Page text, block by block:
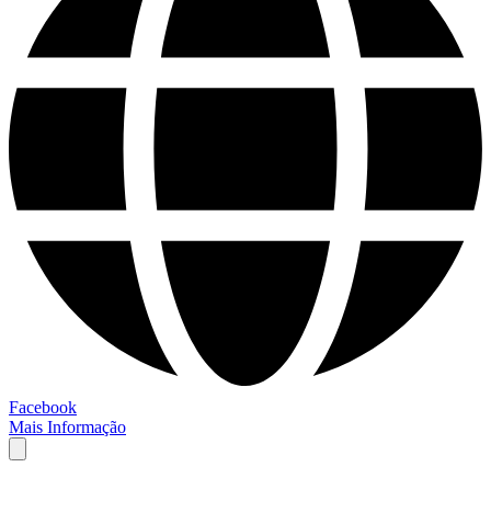
Facebook
Mais Informação